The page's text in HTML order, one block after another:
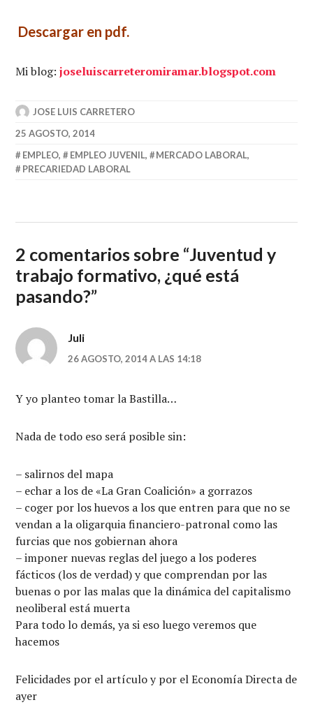
Descargar en pdf.
Mi blog:joseluiscarreteromiramar.blogspot.com
JOSE LUIS CARRETERO
25 AGOSTO, 2014
EMPLEO, EMPLEO JUVENIL, MERCADO LABORAL,
PRECARIEDAD LABORAL
2 comentarios sobre “Juventud y
trabajo formativo, ¿qué está
pasando?”
Juli
26 AGOSTO, 2014 A LAS 14:18
Y yo planteo tomar la Bastilla…
Nada de todo eso será posible sin:
– salirnos del mapa
– echar a los de «La Gran Coalición» a gorrazos
– coger por los huevos a los que entren para que no se
vendan a la oligarquia financiero-patronal como las
furcias que nos gobiernan ahora
– imponer nuevas reglas del juego a los poderes
fácticos (los de verdad) y que comprendan por las
buenas o por las malas que la dinámica del capitalismo
neoliberal está muerta
Para todo lo demás, ya si eso luego veremos que
hacemos
Felicidades por el artículo y por el Economía Directa de
ayer